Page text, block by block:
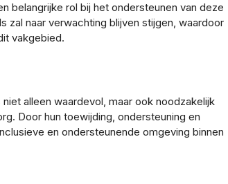
belangrijke rol bij het ondersteunen van deze
zal naar verwachting blijven stijgen, waardoor
vakgebied.
alleen waardevol, maar ook noodzakelijk
Door hun toewijding, ondersteuning en
en ondersteunende omgeving binnen